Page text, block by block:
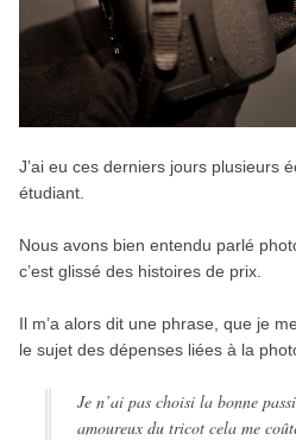
J’ai eu ces derniers jours plusieurs
étudiant.
Nous avons bien entendu parlé
c’est glissé des histoires de prix.
Il m’a alors dit une phrase, que je
le sujet des dépenses liées à la
Je n’ai pas choisi la bonne
amoureux du tricot cela me